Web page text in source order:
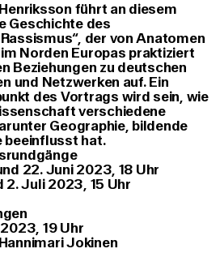
führt an diesem
Geschichte des
der von Anatomen
Norden Europas praktiziert
Beziehungen zu deutschen
und Netzwerken auf. Ein
des Vortrags wird sein, wie
verschiedene
Geographie, bildende
beeinflusst hat.
22. Juni 2023, 18 Uhr
2. Juli 2023, 15 Uhr
19 Uhr
Jokinen